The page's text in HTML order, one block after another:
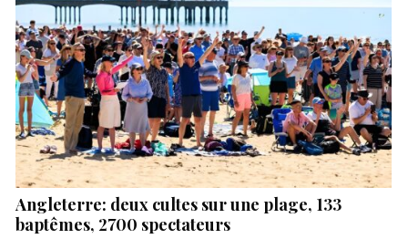
Angleterre: deux cultes sur une plage, 133
baptêmes, 2700 spectateurs